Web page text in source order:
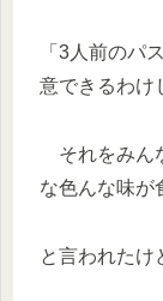
「3人前のパ
意できるわけ
それをみん
な色んな味が
と言われた